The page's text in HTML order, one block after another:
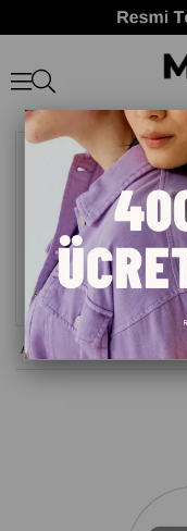
Anasayfa> Şort Erkek >